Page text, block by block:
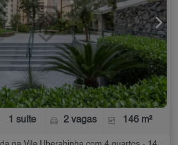
1 suíte 2 vagas 146 m²